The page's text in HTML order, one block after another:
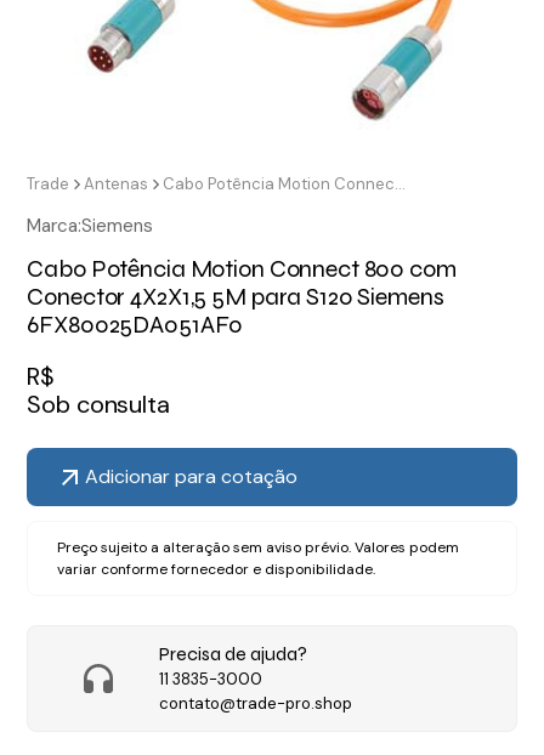
Trade Antenas Cabo Potência Motion Connect 800 com Conector 4X2X1,5 5M para S120 Siemens 6FX80025DA051AF0
Marca:Siemens
Cabo Potência Motion Connect 800 com
Conector 4X2X1,5 5M para S120 Siemens
6FX80025DA051AF0
R$
Sob consulta
Adicionar para cotação
Preço sujeito a alteração sem aviso prévio. Valores podem
variar conforme fornecedor e disponibilidade.
Precisa de ajuda?
11 3835-3000
contato@trade-pro.shop